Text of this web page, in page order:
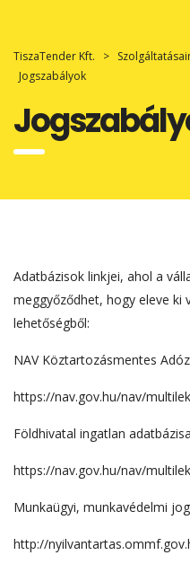
TiszaTender Kft. >
Jogszabályok
Adatbázisok linkjei, ahol a
meggyőződhet, hogy eleve ki
lehetőségből:
NAV Köztartozásmentes
https://nav.gov.hu/nav/
Földhivatal ingatlan
https://nav.gov.hu/nav/
Munkaügyi, munkavédelmi
http://